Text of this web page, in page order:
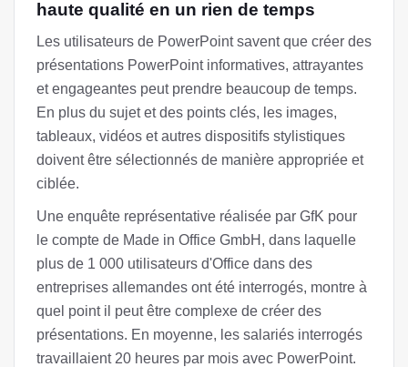
haute qualité en un rien de temps
Les utilisateurs de PowerPoint savent que créer des
présentations PowerPoint informatives, attrayantes
et engageantes peut prendre beaucoup de temps.
En plus du sujet et des points clés, les images,
tableaux, vidéos et autres dispositifs stylistiques
doivent être sélectionnés de manière appropriée et
ciblée.
Une enquête représentative réalisée par GfK pour
le compte de Made in Office GmbH, dans laquelle
plus de 1 000 utilisateurs d'Office dans des
entreprises allemandes ont été interrogés, montre à
quel point il peut être complexe de créer des
présentations. En moyenne, les salariés interrogés
travaillaient 20 heures par mois avec PowerPoint.